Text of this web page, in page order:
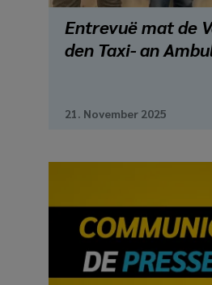
Entrevuë mat de
den Taxi- an
21. November 2025